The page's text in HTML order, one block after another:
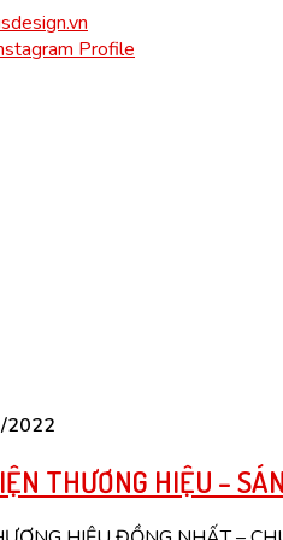
Profile
2022
THƯƠNG HIỆU –